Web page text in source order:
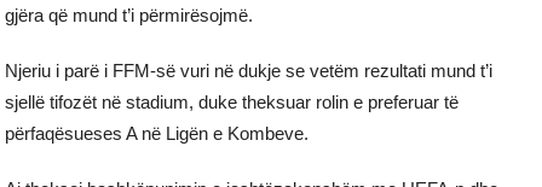
gjëra që mund t’i përmirësojmë.
Njeriu i parë i FFM-së vuri në dukje se vetëm rezultati mund t’i
sjellë tifozët në stadium, duke theksuar rolin e preferuar të
përfaqësueses A në Ligën e Kombeve.